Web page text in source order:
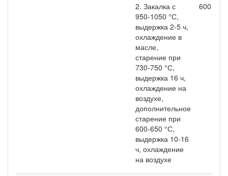
2. Закалка с
950-1050 °С,
выдержка 2-5 ч,
охлаждение в
масле,
старение при
730-750 °С,
выдержка 16 ч,
охлаждение на
воздухе,
дополнительное
старение при
600-650 °С,
выдержка 10-16
ч, охлаждение
на воздухе
600